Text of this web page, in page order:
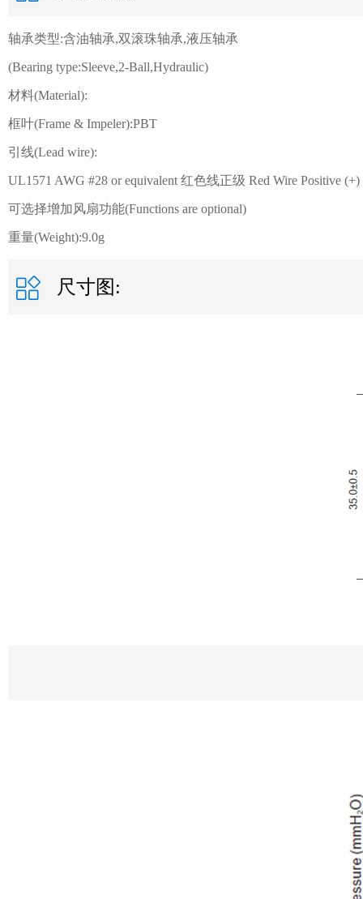
轴承类型:含油轴承,双滚珠轴承,液压轴承
(Bearing type:Sleeve,2-Ball,Hydraulic)
材料(Material):
框叶(Frame & Impeler):PBT
引线(Lead wire):
UL1571 AWG #28 or equivalent 红色线正级 Red Wire Positive
可选择增加风扇功能(Functions are optional)
重量(Weight):9.0g
尺寸图: